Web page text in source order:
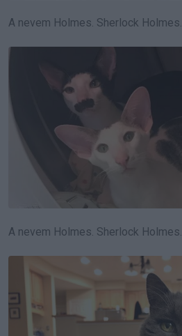
A nevem Holmes. Sherlock Holmes.
A nevem Holmes. Sherlock Holmes.